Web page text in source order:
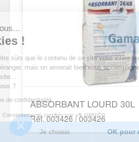
nous...
!
d’être sûrs que le contenu de ce site vous
déranger, mais on aimerait bien vous
visite...
vous ?
de confidentialité
Consentements certifiés par
Je choisis
ABSORBANT LOURD 30L
Réf. 003426 / 003426